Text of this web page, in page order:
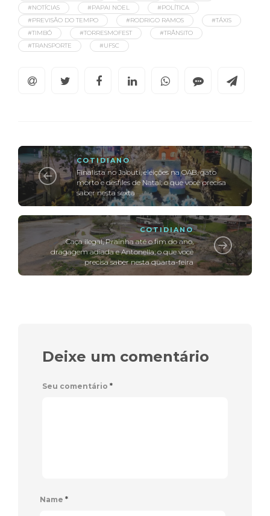
#NOTÍCIAS
#PAPAI NOEL
#POLÍTICA
#PREVISÃO DO TEMPO
#RODRIGO RAMOS
#TÁXIS
#TIMBÓ
#TORRESMOFEST
#TRÂNSITO
#TRANSPORTE
#UFSC
COTIDIANO
Finalista no Jabuti, eleições na OAB, gato
morto e desfiles de Natal; o que você precisa
saber nesta sexta
COTIDIANO
Caça ilegal, Prainha até o fim do ano,
dragagem adiada e Antonella; o que você
precisa saber nesta quarta-feira
Deixe um comentário
Seu comentário *
Name *